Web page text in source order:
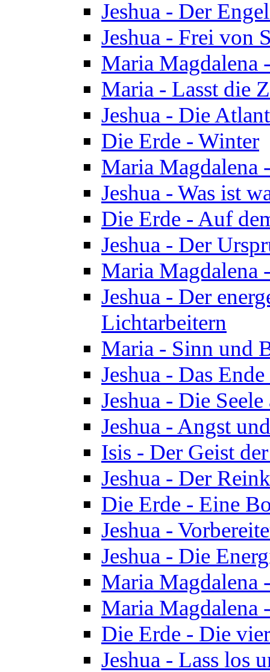
Jeshua - Der
Jeshua - Frei von
Maria Magdalena
Maria - Lasst die
Jeshua - Die
Die Erde - Winter
Maria Magdalena
Jeshua - Was ist
Die Erde - Auf
Jeshua - Der
Maria Magdalena
Jeshua - Der
Lichtarbeitern
Maria - Sinn und
Jeshua - Das
Jeshua - Die
Jeshua - Angst
Isis - Der Geist
Jeshua - Der
Die Erde - Eine
Jeshua -
Jeshua - Die
Maria Magdalena
Maria Magdalena
Die Erde - Die
Jeshua - Lass los